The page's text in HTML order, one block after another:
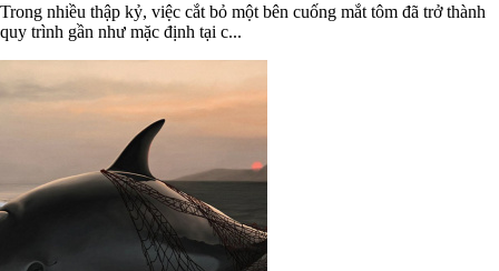
Trong nhiều thập kỷ, việc cắt bỏ một bên cuống mắt tôm đã trở thành
quy trình gần như mặc định tại c...